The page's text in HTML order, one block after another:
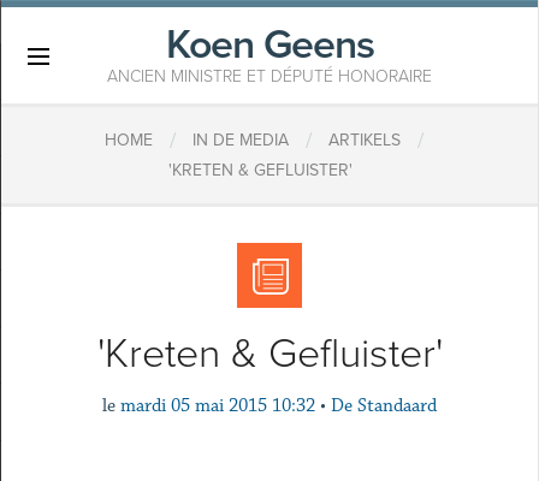
Koen Geens
ANCIEN MINISTRE ET DÉPUTÉ HONORAIRE
HOME / IN DE MEDIA / ARTIKELS /
'KRETEN & GEFLUISTER'
'Kreten & Gefluister'
le mardi 05 mai 2015 10:32 • De Standaard